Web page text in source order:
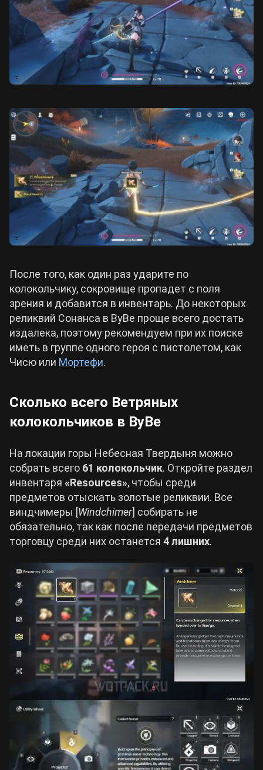
После того, как один раз ударите по
колокольчику, сокровище пропадет с поля
зрения и добавится в инвентарь. До некоторых
реликвий Сонанса в ВуВе проще всего достать
издалека, поэтому рекомендуем при их поиске
иметь в группе одного героя с пистолетом, как
Чисю или Мортефи.
Сколько всего Ветряных
колокольчиков в ВуВе
На локации горы Небесная Твердыня можно
собрать всего 61 колокольчик. Откройте раздел
инвентаря «Resources», чтобы среди
предметов отыскать золотые реликвии. Все
виндчимеры [Windchimer] собирать не
обязательно, так как после передачи предметов
торговцу среди них останется 4 лишних.